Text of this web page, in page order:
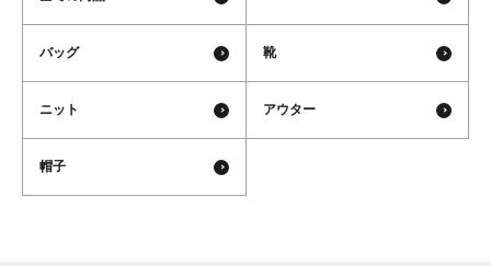
バッグ 靴
ニット アウター
帽子